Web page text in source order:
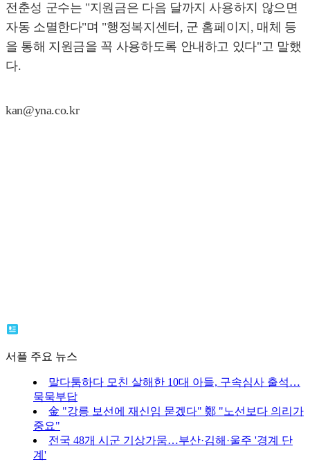
전춘성 군수는 "지원금은 다음 달까지 사용하지 않으면
자동 소멸한다"며 "행정복지센터, 군 홈페이지, 매체 등
을 통해 지원금을 꼭 사용하도록 안내하고 있다"고 말했
다.
kan@yna.co.kr
서플 주요 뉴스
말다툼하다 모친 살해한 10대 아들, 구속심사 출석…
묵묵부답
金 "강릉 보선에 재신임 묻겠다" 鄭 "노선보다 의리가
중요"
전국 48개 시군 기상가뭄…부산·김해·울주 '경계 단
계'